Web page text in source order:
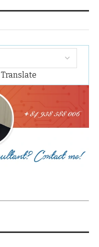
Translate